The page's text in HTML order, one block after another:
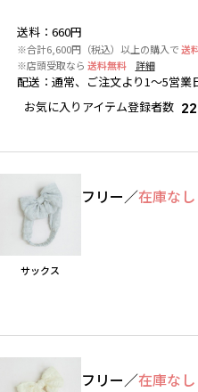
送料： 660円
※合計6,600円（税込）以上の購入で送
※店頭受取なら 送料無料 詳細
配送 ： 通常、ご注文より1～5営業
お気に入りアイテム登録者数 22
サックス
フリー／在庫なし
フリー／在庫なし